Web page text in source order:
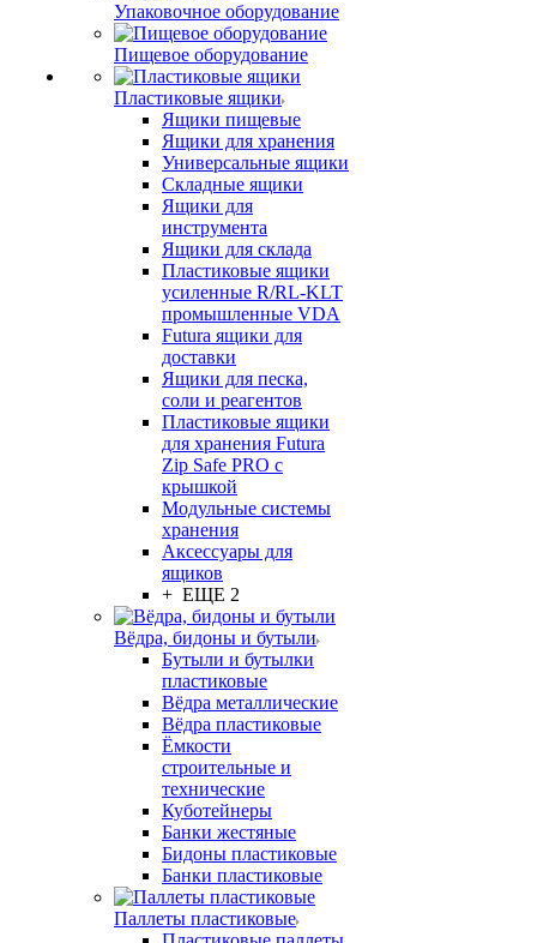
Упаковочное оборудование
Пищевое оборудование
Пластиковые ящики
Ящики пищевые
Ящики для хранения
Универсальные ящики
Складные ящики
Ящики для
инструмента
Ящики для склада
Пластиковые ящики
усиленные R/RL-KLT
промышленные VDA
Futura ящики для
доставки
Ящики для песка,
соли и реагентов
Пластиковые ящики
для хранения Futura
Zip Safe PRO с
крышкой
Модульные системы
хранения
Аксессуары для
ящиков
+ ЕЩЕ 2
Вёдра, бидоны и бутыли
Бутыли и бутылки
пластиковые
Вёдра металлические
Вёдра пластиковые
Ёмкости
строительные и
технические
Куботейнеры
Банки жестяные
Бидоны пластиковые
Банки пластиковые
Паллеты пластиковые